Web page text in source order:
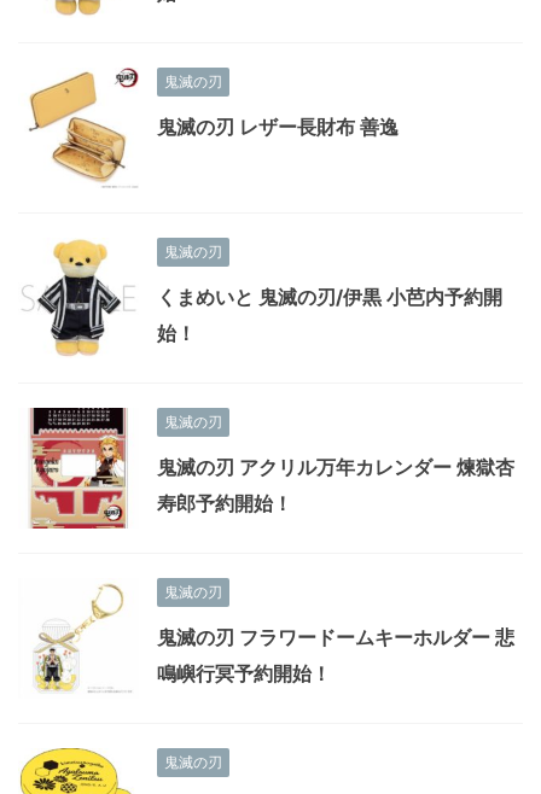
鬼滅の刃
鬼滅の刃 レザー長財布 善逸
鬼滅の刃
くまめいと 鬼滅の刃/伊黒 小芭内予約開
始！
鬼滅の刃
鬼滅の刃 アクリル万年カレンダー 煉獄杏
寿郎予約開始！
鬼滅の刃
鬼滅の刃 フラワードームキーホルダー 悲
鳴嶼行冥予約開始！
鬼滅の刃